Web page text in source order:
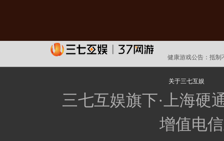
健康游戏公告： 抵制
关于三七互娱
三七互娱旗下·上海硬
增值电